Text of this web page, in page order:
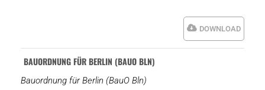
DOWNLOAD
BAUORDNUNG FÜR BERLIN (BAUO BLN)
Bauordnung für Berlin (BauO Bln)